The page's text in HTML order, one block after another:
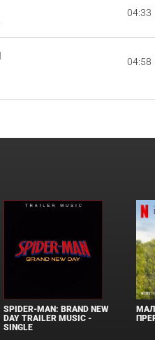
04:33
04:58
SPIDER-MAN: BRAND NEW
DAY TRAILER MUSIC -
SINGLE